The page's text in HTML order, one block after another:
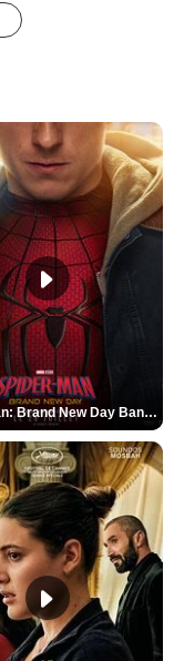
Spider-Man: Brand New Day Bande-annonce VO STFR